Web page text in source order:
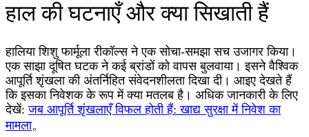
हाल की घटनाएँ और क्या सिखाती हैं
हालिया शिशु फार्मूला रीकॉल्स ने एक सोचा-समझा सच उजागर किया।
एक साझा दूषित घटक ने कई ब्रांडों को वापस बुलवाया। इसने वैश्विक
आपूर्ति शृंखला की अंतर्निहित संवेदनशीलता दिखा दी। आइए देखते हैं
कि इसका निवेशक के रूप में क्या मतलब है। अधिक जानकारी के लिए
देखें:जब आपूर्ति शृंखलाएँ विफल होती हैं: खाद्य सुरक्षा में निवेश का
मामला。